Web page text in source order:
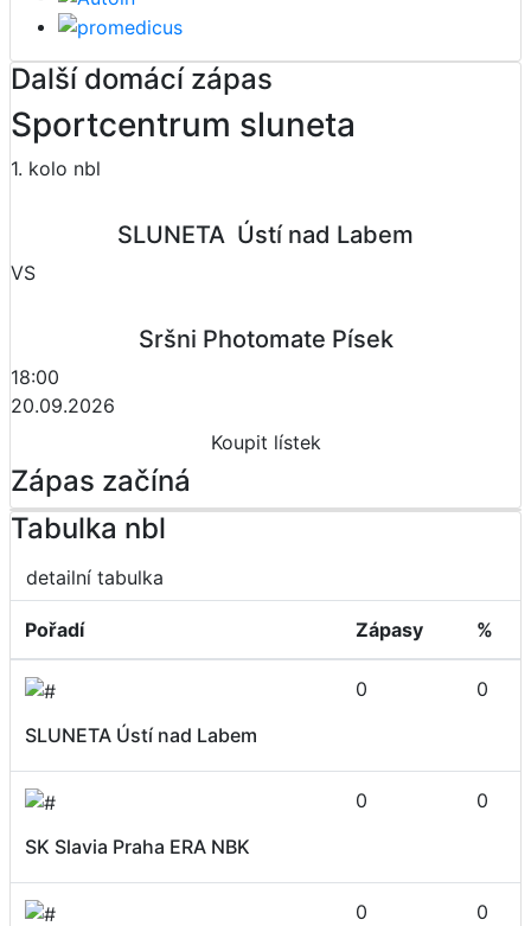
Další domácí zápas
Sportcentrum sluneta
1. kolo nbl
SLUNETA  Ústí nad Labem
VS
Sršni Photomate Písek
18:00
20.09.2026
Koupit lístek
Zápas začíná
Tabulka nbl
detailní tabulka
Pořadí Zápasy %
SLUNETA Ústí nad Labem
0 0
SK Slavia Praha ERA NBK
0 0
0 0